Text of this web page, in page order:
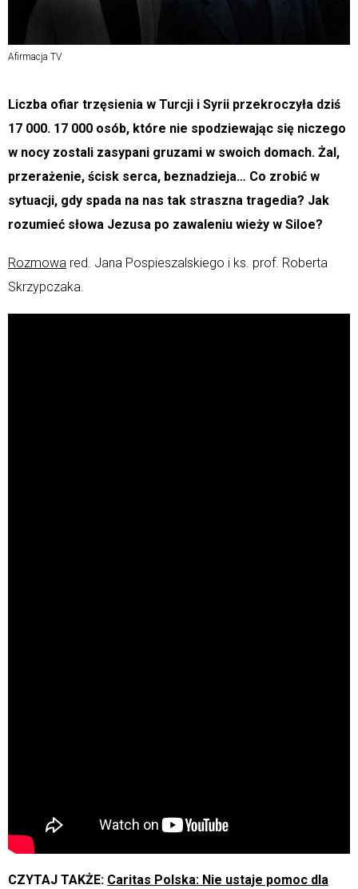
Afirmacja TV
Liczba ofiar trzęsienia w Turcji i Syrii przekroczyła dziś
17 000. 17 000 osób, które nie spodziewając się niczego
w nocy zostali zasypani gruzami w swoich domach. Żal,
przerażenie, ścisk serca, beznadzieja… Co zrobić w
sytuacji, gdy spada na nas tak straszna tragedia? Jak
rozumieć słowa Jezusa po zawaleniu wieży w Siloe?
Rozmowa red. Jana Pospieszalskiego i ks. prof. Roberta
Skrzypczaka.
CZYTAJ TAKŻE: Caritas Polska: Nie ustaje pomoc dla